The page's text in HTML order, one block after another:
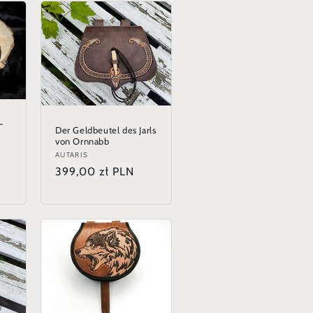
Der Geldbeutel des Jarls
von Ornnabb
Anbieter:
AUTARIS
Normaler
399,00 zł PLN